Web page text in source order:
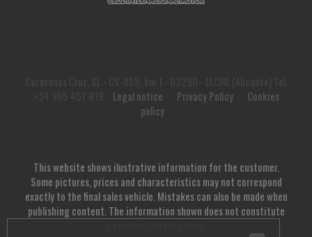
Legal notice Privacy Policy
Cookies
policy
This website shows ilustrative information for the customer.
Some pictures, prices and characteristics may not correspond
exactly to the final sales vehicle. Mistakes can also be made when
publishing content. The information shown does not constitute